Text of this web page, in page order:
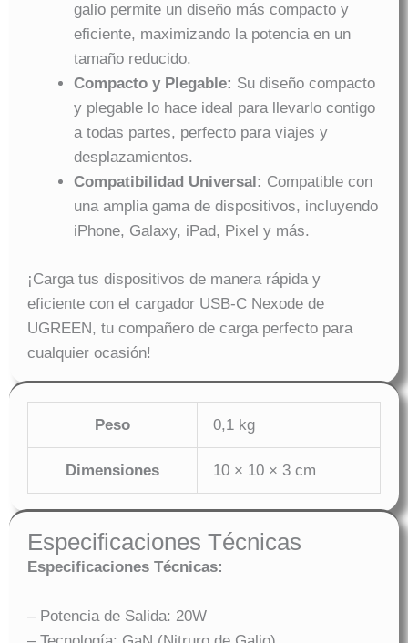
galio permite un diseño más compacto y
eficiente, maximizando la potencia en un
tamaño reducido.
Compacto y Plegable: Su diseño compacto
y plegable lo hace ideal para llevarlo contigo
a todas partes, perfecto para viajes y
desplazamientos.
Compatibilidad Universal: Compatible con
una amplia gama de dispositivos, incluyendo
iPhone, Galaxy, iPad, Pixel y más.
¡Carga tus dispositivos de manera rápida y
eficiente con el cargador USB-C Nexode de
UGREEN, tu compañero de carga perfecto para
cualquier ocasión!
Peso 0,1 kg
Dimensiones 10 × 10 × 3 cm
Especificaciones Técnicas
Especificaciones Técnicas:
– Potencia de Salida: 20W